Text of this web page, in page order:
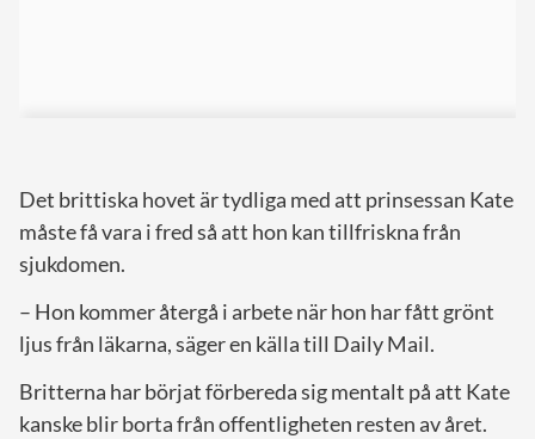
Det brittiska hovet är tydliga med att prinsessan Kate
måste få vara i fred så att hon kan tillfriskna från
sjukdomen.
– Hon kommer återgå i arbete när hon har fått grönt
ljus från läkarna, säger en källa till Daily Mail.
Britterna har börjat förbereda sig mentalt på att Kate
kanske blir borta från offentligheten resten av året.